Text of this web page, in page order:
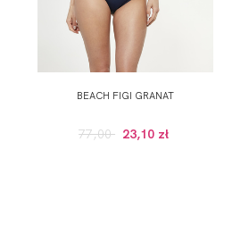
BEACH FIGI GRANAT
77,00 23,10 zł